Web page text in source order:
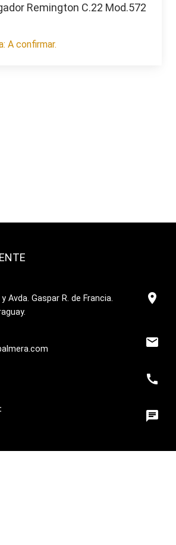
Remington C.22 Mod.572
A confirmar.
Avda. Gaspar R. de Francia.
location_on
email
call
chat